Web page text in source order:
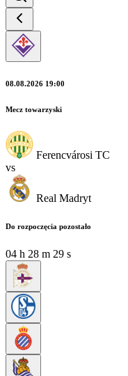
08.08.2026 19:00
Mecz towarzyski
Ferencvárosi TC
vs
Real Madryt
Do rozpoczęcia pozostało
04 h 28 m 27 s